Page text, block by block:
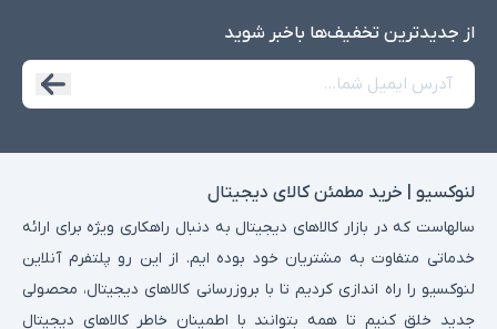
از جدید‌ترین تخفیف‌ها با‌خبر شوید
لنوکسیو | خرید مطمئن کالای دیجیتال
سالهاست که در بازار کالاهای دیجیتال به دنبال راهکاری ویژه برای ارائه
خدماتی متفاوت به مشتریان خود بوده ایم. از این رو پلتفرم آنلاین
لنوکسیو را راه اندازی کردیم تا با بروزرسانی کالاهای دیجیتال، محصولی
جدید خلق کنیم تا همه بتوانند با اطمینان خاطر کالاهای دیجیتال